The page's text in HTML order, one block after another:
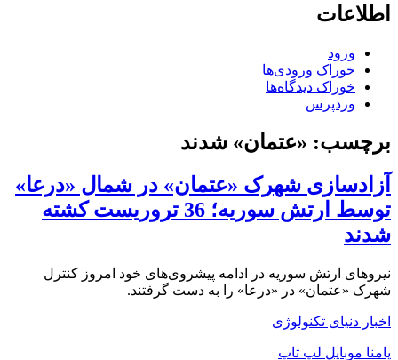
اطلاعات
ورود
خوراک ورودی‌ها
خوراک دیدگاه‌ها
وردپرس
برچسب: «عتمان» شدند
آزادسازی شهرک «عتمان» در شمال «درعا»
توسط ارتش سوریه؛ 36 تروریست کشته
شدند
نیروهای ارتش سوریه در ادامه پیشروی‌های خود امروز کنترل
شهرک «عتمان» در «درعا» را به دست گرفتند.
اخبار دنیای تکنولوژی
پامنا موبایل لپ تاپ